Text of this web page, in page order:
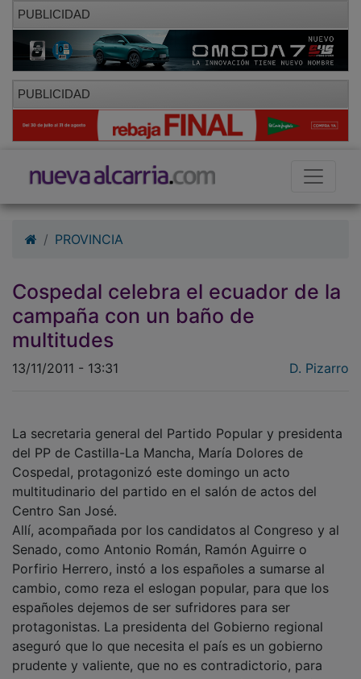
PUBLICIDAD
PUBLICIDAD
PROVINCIA
Cospedal celebra el ecuador de la
campaña con un baño de
multitudes
13/11/2011 - 13:31 D. Pizarro
La secretaria general del Partido Popular y presidenta
del PP de Castilla-La Mancha, María Dolores de
Cospedal, protagonizó este domingo un acto
multitudinario del partido en el salón de actos del
Centro San José.
Allí, acompañada por los candidatos al Congreso y al
Senado, como Antonio Román, Ramón Aguirre o
Porfirio Herrero, instó a los españoles a sumarse al
cambio, como reza el eslogan popular, para que los
españoles dejemos de ser sufridores para ser
protagonistas. La presidenta del Gobierno regional
aseguró que lo que necesita el país es un gobierno
prudente y valiente, que no es contradictorio, para